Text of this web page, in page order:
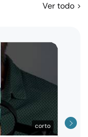
Ver todo
corto